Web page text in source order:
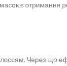
є отримання
Через що